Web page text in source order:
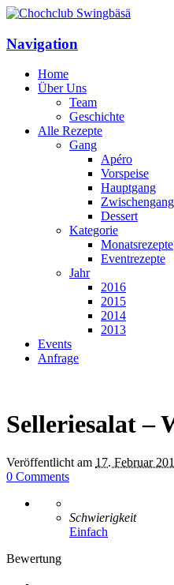
Navigation
Home
Über Uns
Team
Geschichte
Alle Rezepte
Gang
Apéro
Vorspeise
Hauptgang
Zwischengang
Dessert
Kategorie
Monatsrezepte
Eventrezepte
Jahr
2016
2015
2014
2013
Events
Anfrage
Selleriesalat –
Veröffentlicht am 17. Februar
0 Comments
Schwierigkeit
Einfach
Bewertung